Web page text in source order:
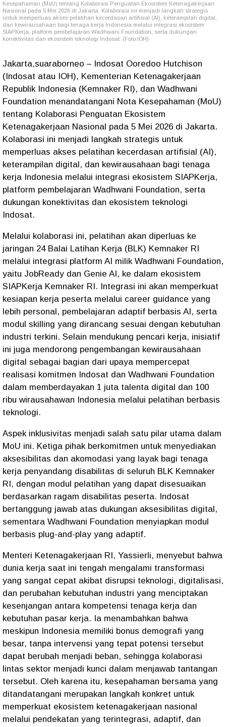
Kesepahaman (MoU) tentang Kolaborasi Penguatan Ekosistem Ketenagakerjaan
Nasional pada 5 Mei 2026 di Jakarta. Kolaborasi ini menjadi langkah strategis
untuk memperluas akses pelatihan kecerdasan artifisial (AI), keterampilan digital,
dan kewirausahaan bagi tenaga kerja Indonesia melalui integrasi ekosistem
SIAPKerja, platform pembelajaran Wadhwani Foundation, serta dukungan
konektivitas dan ekosistem teknologi Indosat. (Foto:IOH)
Jakarta,suaraborneo – Indosat Ooredoo Hutchison
(Indosat atau IOH), Kementerian Ketenagakerjaan
Republik Indonesia (Kemnaker RI), dan Wadhwani
Foundation menandatangani Nota Kesepahaman (MoU)
tentang Kolaborasi Penguatan Ekosistem
Ketenagakerjaan Nasional pada 5 Mei 2026 di Jakarta.
Kolaborasi ini menjadi langkah strategis untuk
memperluas akses pelatihan kecerdasan artifisial (AI),
keterampilan digital, dan kewirausahaan bagi tenaga
kerja Indonesia melalui integrasi ekosistem SIAPKerja,
platform pembelajaran Wadhwani Foundation, serta
dukungan konektivitas dan ekosistem teknologi
Indosat.
Melalui kolaborasi ini, pelatihan akan diperluas ke
jaringan 24 Balai Latihan Kerja (BLK) Kemnaker RI
melalui integrasi platform AI milik Wadhwani Foundation,
yaitu JobReady dan Genie AI, ke dalam ekosistem
SIAPKerja Kemnaker RI. Integrasi ini akan memperkuat
kesiapan kerja peserta melalui career guidance yang
lebih personal, pembelajaran adaptif berbasis AI, serta
modul skilling yang dirancang sesuai dengan kebutuhan
industri terkini. Selain mendukung pencari kerja, inisiatif
ini juga mendorong pengembangan kewirausahaan
digital sebagai bagian dari upaya mempercepat
realisasi komitmen Indosat dan Wadhwani Foundation
dalam memberdayakan 1 juta talenta digital dan 100
ribu wirausahawan Indonesia melalui pelatihan berbasis
teknologi.
Aspek inklusivitas menjadi salah satu pilar utama dalam
MoU ini. Ketiga pihak berkomitmen untuk menyediakan
aksesibilitas dan akomodasi yang layak bagi tenaga
kerja penyandang disabilitas di seluruh BLK Kemnaker
RI, dengan modul pelatihan yang dapat disesuaikan
berdasarkan ragam disabilitas peserta. Indosat
bertanggung jawab atas dukungan aksesibilitas digital,
sementara Wadhwani Foundation menyiapkan modul
berbasis plug-and-play yang adaptif.
Menteri Ketenagakerjaan RI, Yassierli, menyebut bahwa
dunia kerja saat ini tengah mengalami transformasi
yang sangat cepat akibat disrupsi teknologi, digitalisasi,
dan perubahan kebutuhan industri yang menciptakan
kesenjangan antara kompetensi tenaga kerja dan
kebutuhan pasar kerja. Ia menambahkan bahwa
meskipun Indonesia memiliki bonus demografi yang
besar, tanpa intervensi yang tepat potensi tersebut
dapat berubah menjadi beban, sehingga kolaborasi
lintas sektor menjadi kunci dalam menjawab tantangan
tersebut. Oleh karena itu, kesepahaman bersama yang
ditandatangani merupakan langkah konkret untuk
memperkuat ekosistem ketenagakerjaan nasional
melalui pendekatan yang terintegrasi, adaptif, dan